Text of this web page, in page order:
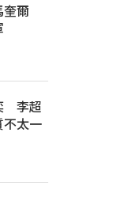
奎爾
李超
不太一